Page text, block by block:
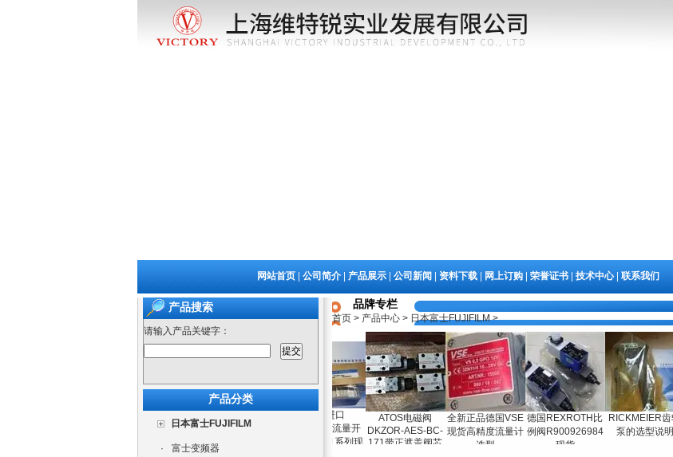
网站首页| 公司简介| 产品展示| 公司新闻| 资料下载| 网上订购| 荣誉证书| 技术中心| 联系我们
产品搜索
请输入产品关键字：
产品分类
日本富士FUJIFILM
· 富士变频器
品牌专栏
首页> 产品中心> 日本富士FUJIFILM>
RICKMEIER齿轮
泵R25系列原厂德
国进口现货
DWG系列
关原装全新现货
原厂进口
MEISTER流量开
关DKMA-1系列现
ATOS电磁阀
DKZOR-AES-BC-
171带正遮盖阀芯
全新正品德国VSE
现货高精度流量计
选型
德国REXROTH比
例阀R900926984
现货
RICKMEIER齿轮
泵的选型说明